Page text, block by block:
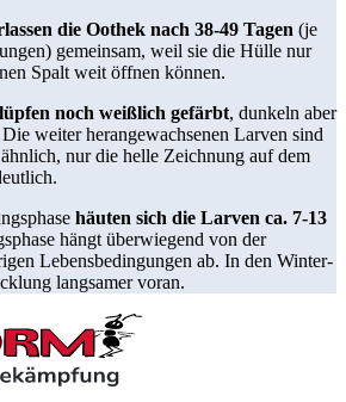
die Oothek nach 38-49 Tagen (je
gemeinsam, weil sie die Hülle nur
Spalt weit öffnen können.
noch weißlich gefärbt, dunkeln aber
weiter herangewachsenen Larven sind
nur die helle Zeichnung auf dem
häuten sich die Larven ca. 7-13
hängt überwiegend von der
Lebensbedingungen ab. In den Winter-
langsamer voran.